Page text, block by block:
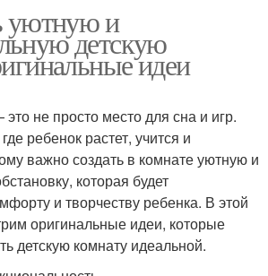
уютную и
детскую
идеи
не просто место для сна и игр.
ребенок растет, учится и
важно создать в комнате уютную и
которая будет
и творчеству ребенка. В этой
оригинальные идеи, которые
детскую комнату идеальной.